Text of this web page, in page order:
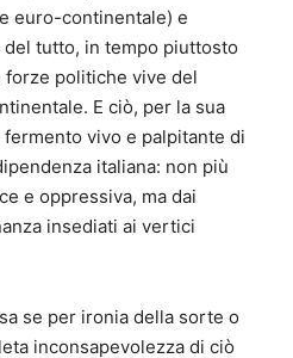
Romanzo – Avagliano Editore
– Avagliano Editore 2919
Romanzo (in prep.)
euro-continentale) e
tutto, in tempo piuttosto
politiche vive del
E ciò, per la sua
vivo e palpitante di
italiana: non più
e oppressiva, ma dai
insediati ai vertici
se per ironia della sorte o
inconsapevolezza di ciò